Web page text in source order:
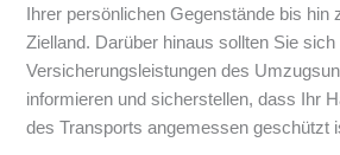
Ihrer persönlichen Gegenstände bis hin
Zielland. Darüber hinaus sollten Sie sich
Versicherungsleistungen des
informieren und sicherstellen, dass Ihr
des Transports angemessen geschützt